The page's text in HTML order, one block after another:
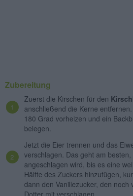
Zubereitung
Zuerst die Kirschen für den
anschließend die Kerne
180 Grad vorheizen und ein
belegen.
Jetzt die Eier trennen und das
verschlagen. Das geht am
angeschlagen wird, bis es eine
Hälfte des Zuckers hinzufügen,
dann den Vanillezucker, den noch
Dotter mit verschlagen.